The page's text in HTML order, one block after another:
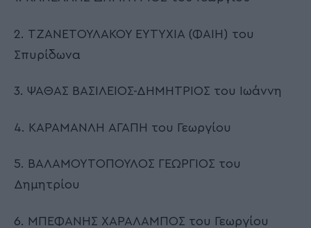
2. ΤΖΑΝΕΤΟΥΛΑΚΟΥ ΕΥΤΥΧΙΑ (ΦΑΙΗ) του
Σπυρίδωνα
3. ΨΑΘΑΣ ΒΑΣΙΛΕΙΟΣ-ΔΗΜΗΤΡΙΟΣ του Ιωάννη
4. ΚΑΡΑΜΑΝΛΗ ΑΓΑΠΗ του Γεωργίου
5. ΒΑΛΑΜΟΥΤΟΠΟΥΛΟΣ ΓΕΩΡΓΙΟΣ του
Δημητρίου
6. ΜΠΕΦΑΝΗΣ ΧΑΡΑΛΑΜΠΟΣ του Γεωργίου